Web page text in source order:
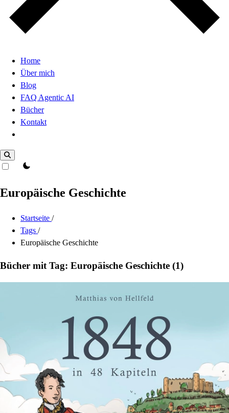
Home
Über mich
Blog
FAQ Agentic AI
Bücher
Kontakt
theme switcher
Europäische Geschichte
Startseite /
Tags /
Europäische Geschichte
Bücher mit Tag: Europäische Geschichte (1)